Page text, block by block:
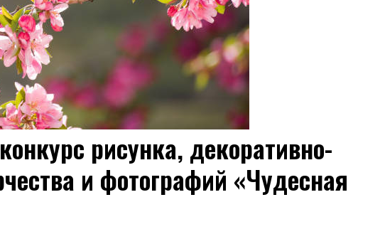
рисунка, декоративно-
и фотографий «Чудесная